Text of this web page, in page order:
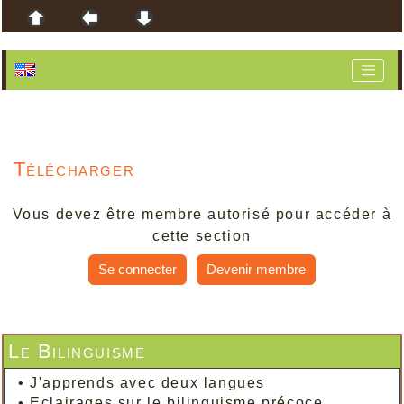
Le Bilinguisme
•J'apprends avec deux langues
Télécharger
Vous devez être membre autorisé pour accéder à
cette section
Se connecter Devenir membre